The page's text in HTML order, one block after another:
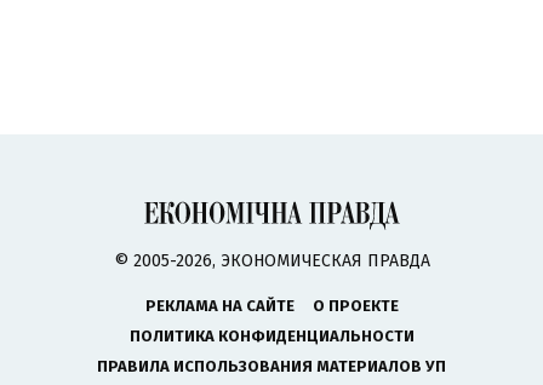
© 2005-2026, ЭКОНОМИЧЕСКАЯ ПРАВДА
РЕКЛАМА НА САЙТЕ
О ПРОЕКТЕ
ПОЛИТИКА КОНФИДЕНЦИАЛЬНОСТИ
ПРАВИЛА ИСПОЛЬЗОВАНИЯ МАТЕРИАЛОВ УП